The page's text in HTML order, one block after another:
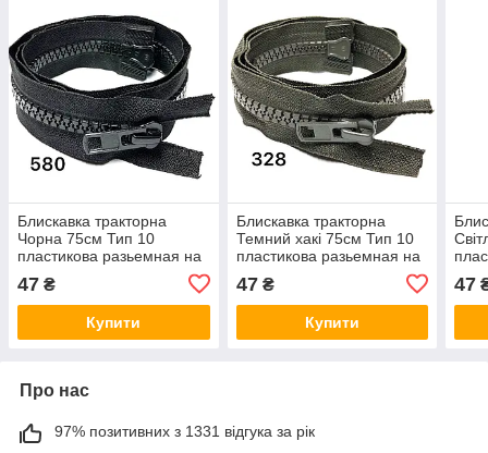
Блискавка тракторна
Чорна 75см Тип 10
пластикова разьемная на
47 ₴
Купити
Блискавка тракторна
Темний хакі 75см Тип 10
пластикова разьемная на
47₴
Купити
47
Про нас
97% позитивних з 1331 відгука за рік